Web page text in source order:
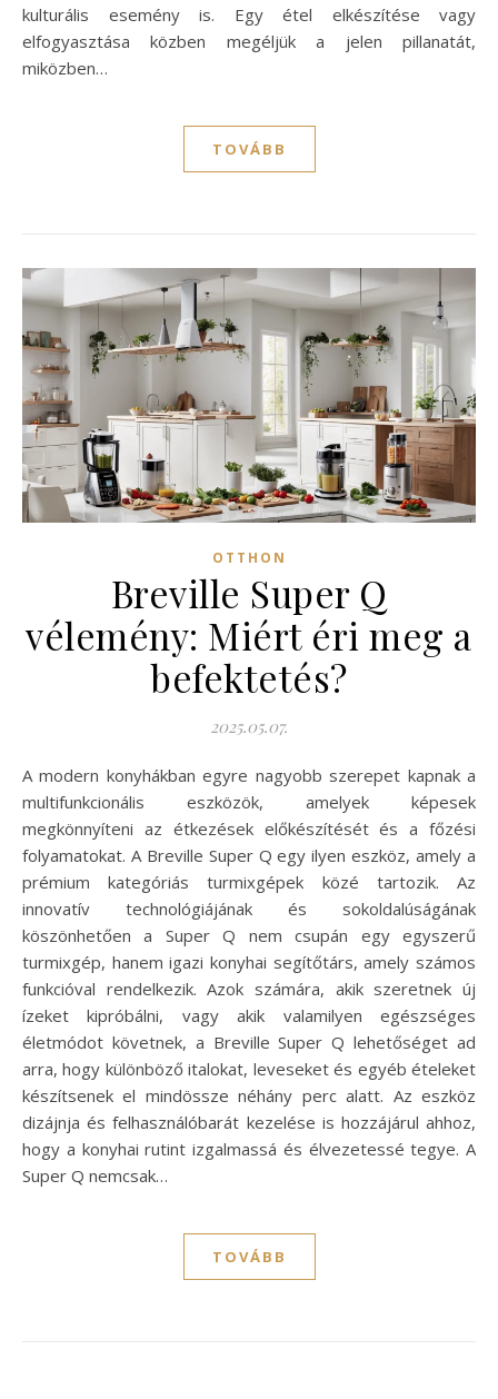
kulturális esemény is. Egy étel elkészítése vagy
elfogyasztása közben megéljük a jelen pillanatát,
miközben…
TOVÁBB
OTTHON
Breville Super Q
vélemény: Miért éri meg a
befektetés?
2025.05.07.
A modern konyhákban egyre nagyobb szerepet kapnak a
multifunkcionális eszközök, amelyek képesek
megkönnyíteni az étkezések előkészítését és a főzési
folyamatokat. A Breville Super Q egy ilyen eszköz, amely a
prémium kategóriás turmixgépek közé tartozik. Az
innovatív technológiájának és sokoldalúságának
köszönhetően a Super Q nem csupán egy egyszerű
turmixgép, hanem igazi konyhai segítőtárs, amely számos
funkcióval rendelkezik. Azok számára, akik szeretnek új
ízeket kipróbálni, vagy akik valamilyen egészséges
életmódot követnek, a Breville Super Q lehetőséget ad
arra, hogy különböző italokat, leveseket és egyéb ételeket
készítsenek el mindössze néhány perc alatt. Az eszköz
dizájnja és felhasználóbarát kezelése is hozzájárul ahhoz,
hogy a konyhai rutint izgalmassá és élvezetessé tegye. A
Super Q nemcsak…
TOVÁBB